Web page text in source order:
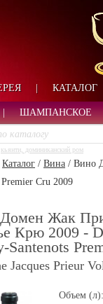
| КАТАЛОГ
ШАМПАНСКОЕ
кьянти, доминиканский ром
Каталог / Вина / Вино
Premier Cru 2009
Жак
Крю 2009 -
Santenots
Jacques Prieur
Объем